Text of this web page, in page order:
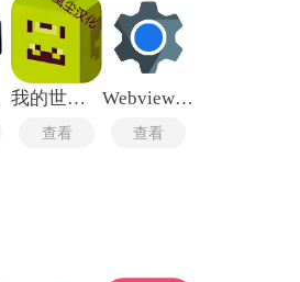
我的世界皮肤编辑器手机版
查看
Webview最新版
查看